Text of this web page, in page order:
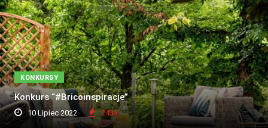
KONKURSY
Konkurs “#Bricoinspiracje”
10 Lipiec 2022 2433